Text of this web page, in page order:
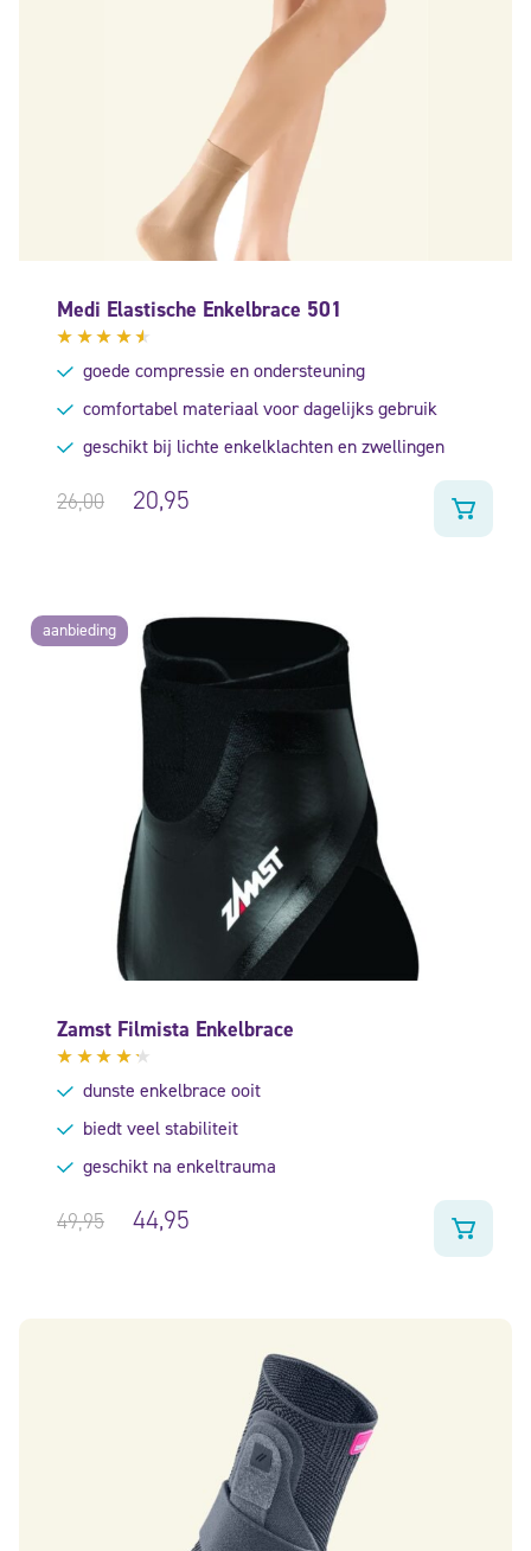
Medi Elastische Enkelbrace 501
Gewaardeerd
4.33goede compressie en ondersteuning
comfortabel materiaal voor dagelijks gebruik
geschikt bij lichte enkelklachten en zwellingen
26,00 20,95
aanbieding
Zamst Filmista Enkelbrace
Gewaardeerd
4.11dunste enkelbrace ooit
biedt veel stabiliteit
geschikt na enkeltrauma
49,95 44,95